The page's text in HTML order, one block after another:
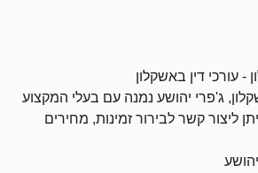
- עורכי דין באשקלון
ג'פרי יהושע נמנה עם בעלי המקצוע
ליצור קשר לבירור זמינות, מחירים